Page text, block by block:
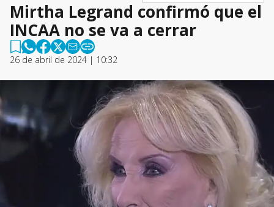
Mirtha Legrand confirmó que el
INCAA no se va a cerrar
26 de abril de 2024 | 10:32